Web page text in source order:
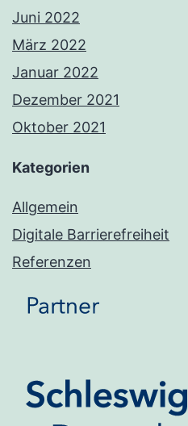
Juni 2022
März 2022
Januar 2022
Dezember 2021
Oktober 2021
Kategorien
Allgemein
Digitale Barrierefreiheit
Referenzen